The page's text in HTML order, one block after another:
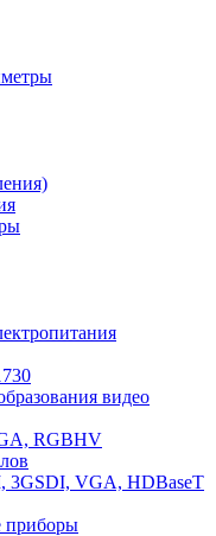
видео
RGBHV
3GSDI, VGA, HDBaseT
приборы